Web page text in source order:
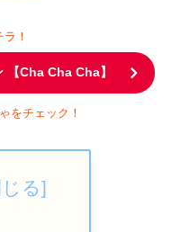
！
【Cha Cha Cha】
をチェック！